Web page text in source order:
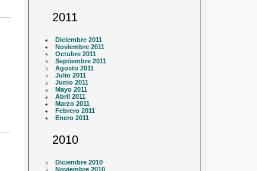
2011
Diciembre 2011
Noviembre 2011
Octubre 2011
Septiembre 2011
Agosto 2011
Julio 2011
Junio 2011
Mayo 2011
Abril 2011
Marzo 2011
Febrero 2011
Enero 2011
2010
Diciembre 2010
Noviembre 2010